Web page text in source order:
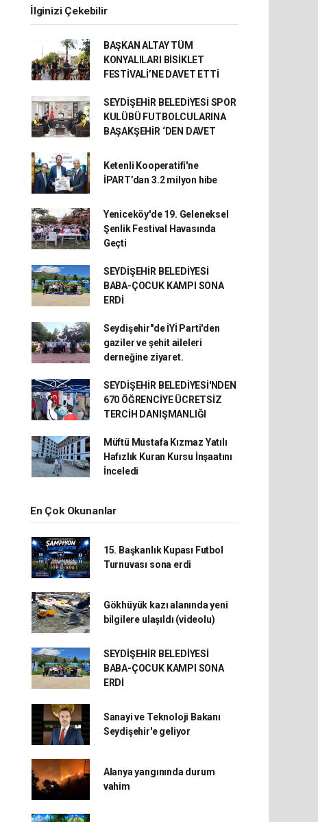
İlginizi Çekebilir
BAŞKAN ALTAY TÜM
KONYALILARI BİSİKLET
FESTİVALİ’NE DAVET ETTİ
SEYDİŞEHİR BELEDİYESİ SPOR
KULÜBÜ FUTBOLCULARINA
BAŞAKŞEHİR ‘DEN DAVET
Ketenli Kooperatifi'ne
İPART’dan 3.2 milyon hibe
Yeniceköy'de 19. Geleneksel
Şenlik Festival Havasında
Geçti
SEYDİŞEHİR BELEDİYESİ
BABA-ÇOCUK KAMPI SONA
ERDİ
Seydişehir"de İYİ Parti'den
gaziler ve şehit aileleri
derneğine ziyaret.
SEYDİŞEHİR BELEDİYESİ'NDEN
670 ÖĞRENCİYE ÜCRETSİZ
TERCİH DANIŞMANLIĞI
Müftü Mustafa Kızmaz Yatılı
Hafızlık Kuran Kursu İnşaatını
İnceledi
En Çok Okunanlar
15. Başkanlık Kupası Futbol
Turnuvası sona erdi
Gökhüyük kazı alanında yeni
bilgilere ulaşıldı (videolu)
SEYDİŞEHİR BELEDİYESİ
BABA-ÇOCUK KAMPI SONA
ERDİ
Sanayi ve Teknoloji Bakanı
Seydişehir'e geliyor
Alanya yangınında durum
vahim